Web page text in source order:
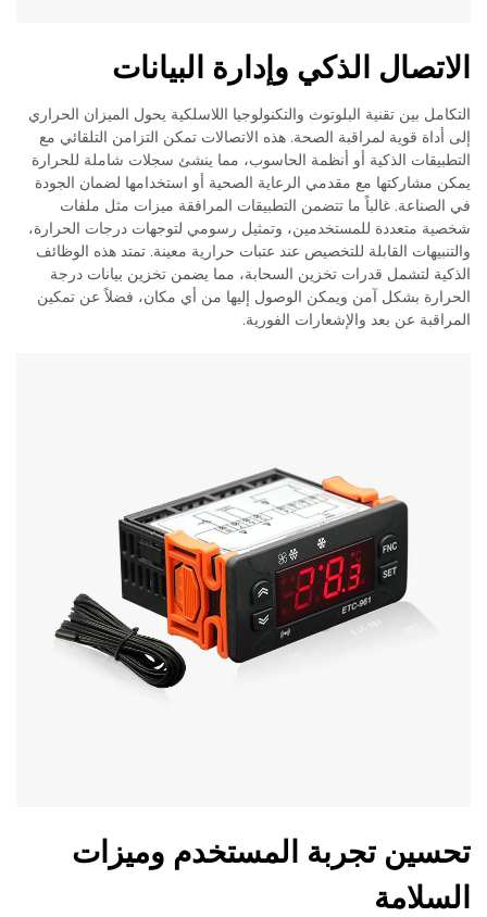
الاتصال الذكي وإدارة البيانات
التكامل بين تقنية البلوتوث والتكنولوجيا اللاسلكية يحول الميزان الحراري
إلى أداة قوية لمراقبة الصحة. هذه الاتصالات تمكن التزامن التلقائي مع
التطبيقات الذكية أو أنظمة الحاسوب، مما ينشئ سجلات شاملة للحرارة
يمكن مشاركتها مع مقدمي الرعاية الصحية أو استخدامها لضمان الجودة
في الصناعة. غالباً ما تتضمن التطبيقات المرافقة ميزات مثل ملفات
شخصية متعددة للمستخدمين، وتمثيل رسومي لتوجهات درجات الحرارة،
والتنبيهات القابلة للتخصيص عند عتبات حرارية معينة. تمتد هذه الوظائف
الذكية لتشمل قدرات تخزين السحابة، مما يضمن تخزين بيانات درجة
الحرارة بشكل آمن ويمكن الوصول إليها من أي مكان، فضلاً عن تمكين
المراقبة عن بعد والإشعارات الفورية.
تحسين تجربة المستخدم وميزات
السلامة